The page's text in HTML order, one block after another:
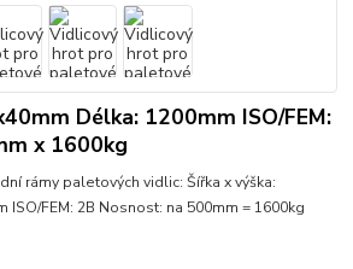
Délka: 1200mm ISO/FEM:
x 1600kg
rámy paletových vidlic: Šířka x výška:
ISO/FEM: 2B Nosnost: na 500mm = 1600kg